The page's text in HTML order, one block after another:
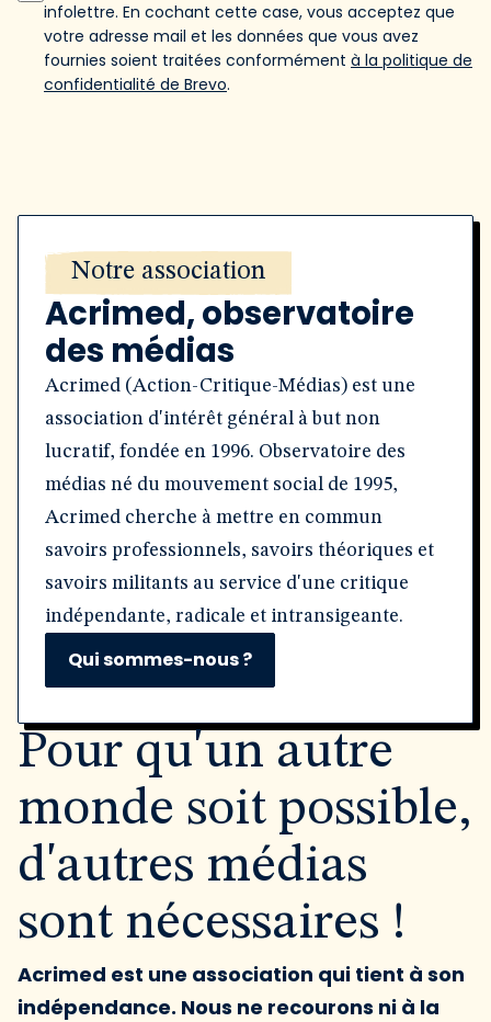
infolettre. En cochant cette case, vous acceptez que
votre adresse mail et les données que vous avez
fournies soient traitées conformément à la politique de
confidentialité de Brevo.
Notre association
Acrimed, observatoire
des médias
Acrimed (Action-Critique-Médias) est une
association d'intérêt général à but non
lucratif, fondée en 1996. Observatoire des
médias né du mouvement social de 1995,
Acrimed cherche à mettre en commun
savoirs professionnels, savoirs théoriques et
savoirs militants au service d'une critique
indépendante, radicale et intransigeante.
Qui sommes-nous ?
Pour qu'un autre
monde soit possible,
d'autres médias
sont nécessaires !
Acrimed est une association qui tient à son
indépendance. Nous ne recourons ni à la